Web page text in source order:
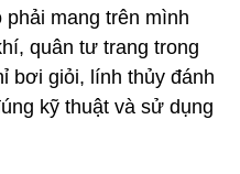
phải mang trên mình
quân tư trang trong
bơi giỏi, lính thủy đánh
kỹ thuật và sử dụng